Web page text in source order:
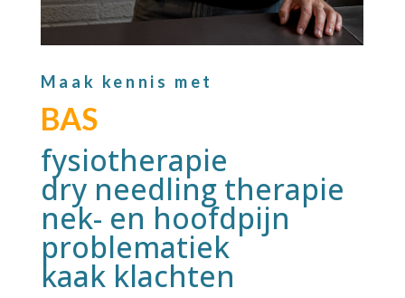
Maak kennis met
BAS
fysiotherapie
dry needling therapie
nek- en hoofdpijn
problematiek
kaak klachten